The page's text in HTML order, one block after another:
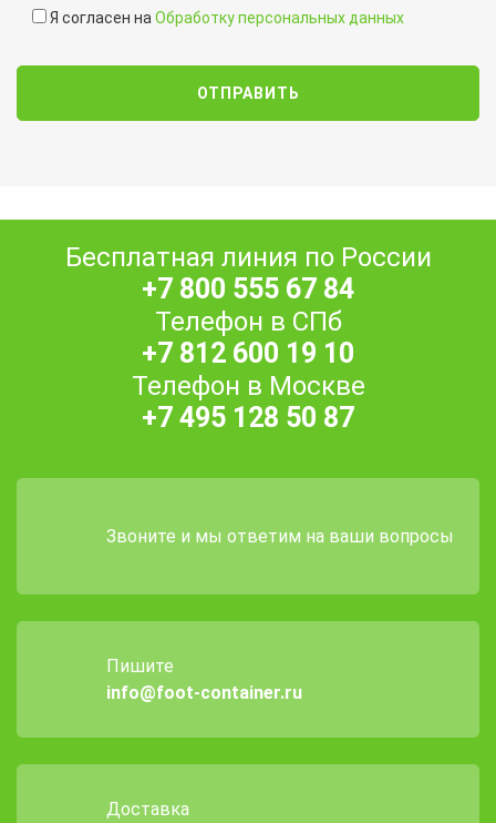
Я согласен наОбработку персональных данных
Бесплатная линия по России
+7 800 555 67 84
Телефон в СПб
+7 812 600 19 10
Телефон в Москве
+7 495 128 50 87
Звоните и мы ответим на ваши вопросы
Пишите
info@foot-container.ru
Доставка